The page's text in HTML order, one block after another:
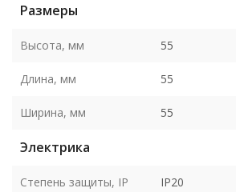
Размеры
Высота, мм 55
Длина, мм 55
Ширина, мм 55
Электрика
Степень защиты, IP IP20